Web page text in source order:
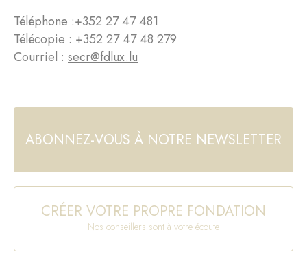
Téléphone :+352 27 47 481
Télécopie : +352 27 47 48 279
Courriel : secr@fdlux.lu
ABONNEZ-VOUS À NOTRE NEWSLETTER
CRÉER VOTRE PROPRE FONDATION
Nos conseillers sont à votre écoute